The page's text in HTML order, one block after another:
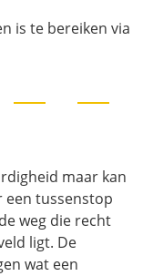
is te bereiken via
maar kan
een tussenstop
weg die recht
ligt. De
wat een